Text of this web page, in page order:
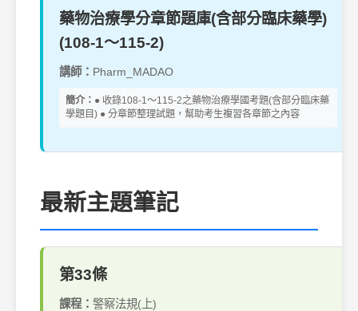
藥物治療學分章節題庫(含部分臨床藥學)
(108-1～115-2)
講師： Pharm_MADAO
簡介： ● 收錄108-1～115-2之藥物治療學國考題(含部分臨床藥
學題目) ● 分章節整理試題，幫助考生複習各章節之內容
最新主題筆記
第33條
課程： 警察法規(上)